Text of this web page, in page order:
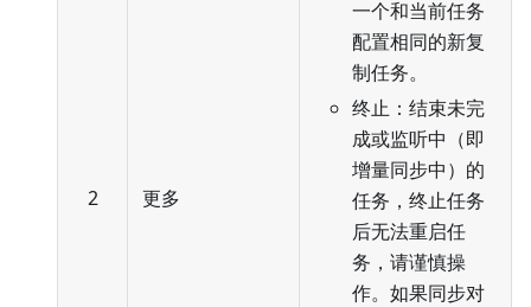
2 更多
一个和当前任务
配置相同的新复
制任务。
终止：结束未完
成或监听中（即
增量同步中）的
任务，终止任务
后无法重启任
务，请谨慎操
作。如果同步对